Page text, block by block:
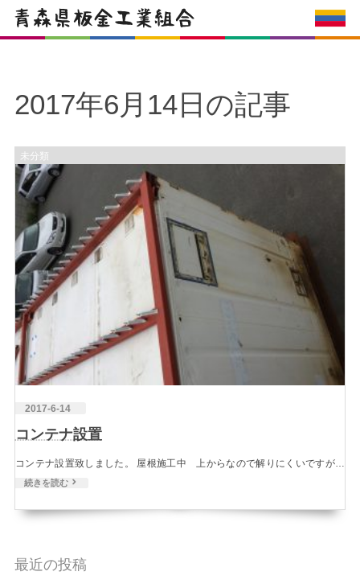
2017年6月14日の記事
未分類
2017-6-14
コンテナ設置
コンテナ設置致しました。 屋根施工中 上からなので解りにくいですが…
続きを読む
最近の投稿